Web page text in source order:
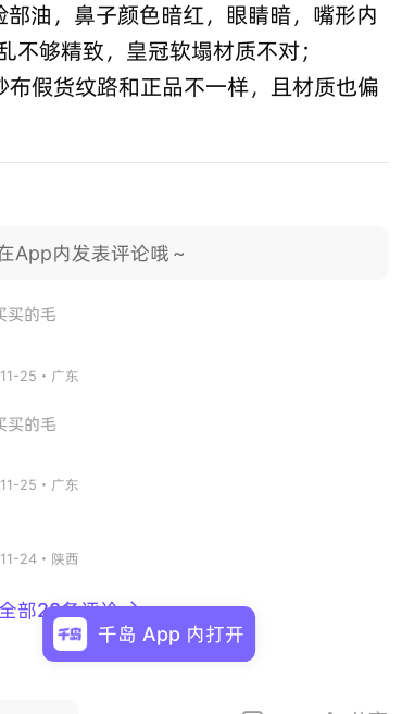
部油，鼻子颜色暗红，眼睛暗，嘴形内
不够精致，皇冠软塌材质不对；
布假货纹路和正品不一样，且材质也偏
App内发表评论哦～
买的毛
25・广东
买的毛
25・广东
24・陕西
部28条评论 
千岛 App 内打开